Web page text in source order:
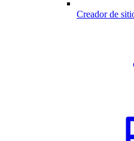
Creador de